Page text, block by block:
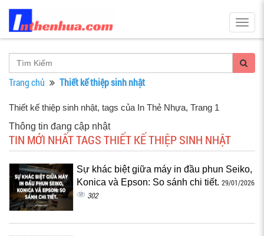
Trang chủ Thiết kế thiệp sinh nhật
Thiết kế thiệp sinh nhật, tags của In Thẻ Nhựa, Trang 1
Thông tin đang cập nhật
TIN MỚI NHẤT TAGS THIẾT KẾ THIỆP SINH NHẬT
Sự khác biệt giữa máy in đầu phun Seiko,
Konica và Epson: So sánh chi tiết. 29/01/2026
302